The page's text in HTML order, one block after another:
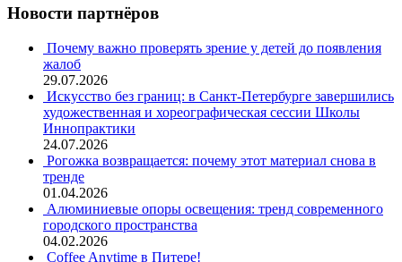
Новости партнёров
Почему важно проверять зрение у детей до появления
жалоб
29.07.2026
Искусство без границ: в Санкт-Петербурге завершились
художественная и хореографическая сессии Школы
Иннопрактики
24.07.2026
Рогожка возвращается: почему этот материал снова в
тренде
01.04.2026
Алюминиевые опоры освещения: тренд современного
городского пространства
04.02.2026
Coffee Anytime в Питере!